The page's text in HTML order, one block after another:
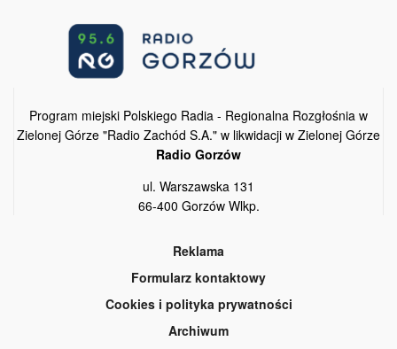
Program miejski Polskiego Radia - Regionalna Rozgłośnia w
Zielonej Górze "Radio Zachód S.A." w likwidacji w Zielonej Górze
Radio Gorzów
ul. Warszawska 131
66-400 Gorzów Wlkp.
Reklama
Formularz kontaktowy
Cookies i polityka prywatności
Archiwum